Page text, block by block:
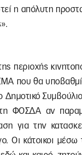
η απόλυτη
περιοχής
που θα
Δημοτικό
ΦΟΣΔΑ αν
για την
Οι κάτοικοι